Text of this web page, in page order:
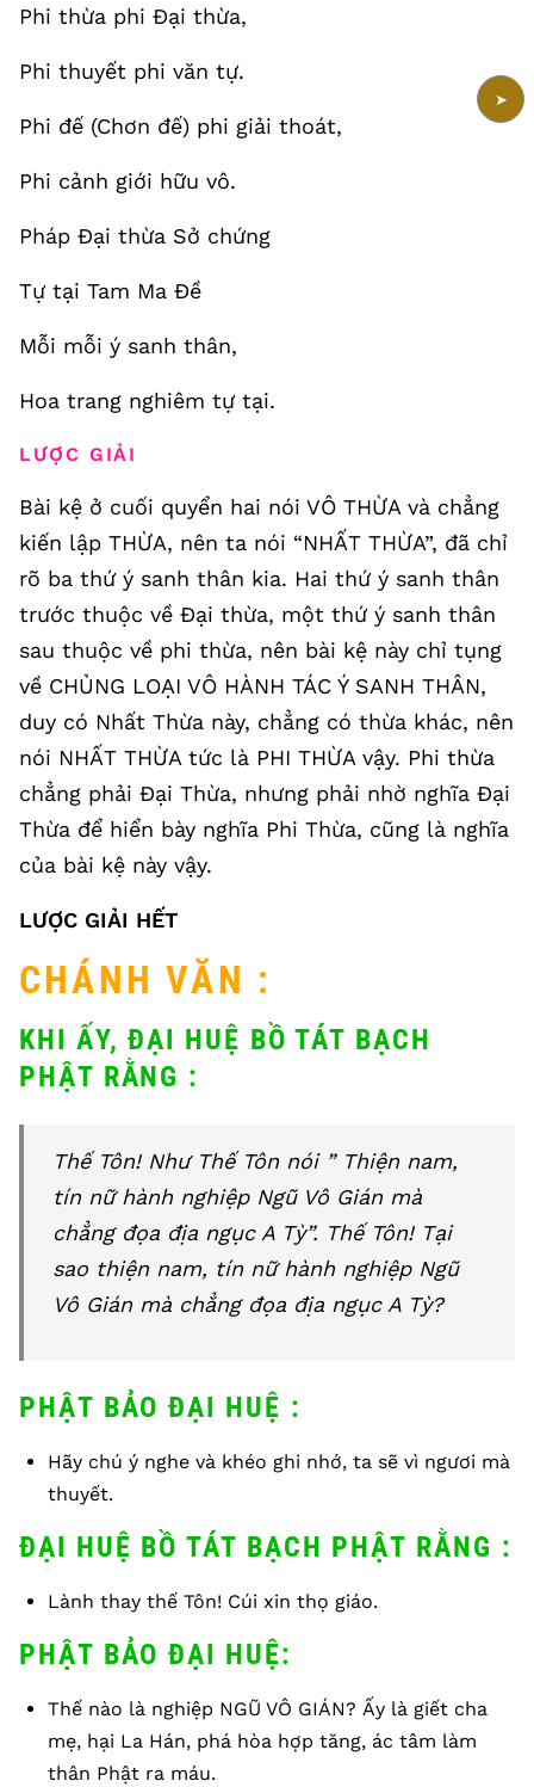
➤
Phi thừa phi Đại thừa,
Phi thuyết phi văn tự.
Phi đế (Chơn đế) phi giải thoát,
Phi cảnh giới hữu vô.
Pháp Đại thừa Sở chứng
Tự tại Tam Ma Đề
Mỗi mỗi ý sanh thân,
Hoa trang nghiêm tự tại.
LƯỢC GIẢI
Bài kệ ở cuối quyển hai nói VÔ THỪA và chẳng
kiến lập THỪA, nên ta nói “NHẤT THỪA”, đã chỉ
rõ ba thứ ý sanh thân kia. Hai thứ ý sanh thân
trước thuộc về Đại thừa, một thứ ý sanh thân
sau thuộc về phi thừa, nên bài kệ này chỉ tụng
về CHỦNG LOẠI VÔ HÀNH TÁC Ý SANH THÂN,
duy có Nhất Thừa này, chẳng có thừa khác, nên
nói NHẤT THỪA tức là PHI THỪA vậy. Phi thừa
chẳng phải Đại Thừa, nhưng phải nhờ nghĩa Đại
Thừa để hiển bày nghĩa Phi Thừa, cũng là nghĩa
của bài kệ này vậy.
LƯỢC GIẢI HẾT
CHÁNH VĂN :
KHI ẤY, ĐẠI HUỆ BỒ TÁT BẠCH
PHẬT RẰNG :
Thế Tôn! Như Thế Tôn nói ” Thiện nam,
tín nữ hành nghiệp Ngũ Vô Gián mà
chẳng đọa địa ngục A Tỳ”. Thế Tôn! Tại
sao thiện nam, tín nữ hành nghiệp Ngũ
Vô Gián mà chẳng đọa địa ngục A Tỳ?
PHẬT BẢO ĐẠI HUỆ :
Hãy chú ý nghe và khéo ghi nhớ, ta sẽ vì ngươi mà
thuyết.
ĐẠI HUỆ BỒ TÁT BẠCH PHẬT RẰNG :
Lành thay thế Tôn! Cúi xin thọ giáo.
PHẬT BẢO ĐẠI HUỆ:
Thế nào là nghiệp NGŨ VÔ GIÁN? Ấy là giết cha
mẹ, hại La Hán, phá hòa hợp tăng, ác tâm làm
thân Phật ra máu.